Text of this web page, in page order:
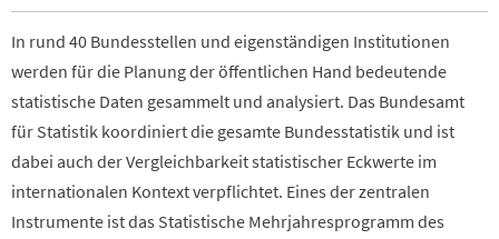
In rund 40 Bundesstellen und eigenständigen Institutionen
werden für die Planung der öffentlichen Hand bedeutende
statistische Daten gesammelt und analysiert. Das Bundesamt
für Statistik koordiniert die gesamte Bundesstatistik und ist
dabei auch der Vergleichbarkeit statistischer Eckwerte im
internationalen Kontext verpflichtet. Eines der zentralen
Instrumente ist das Statistische Mehrjahresprogramm des